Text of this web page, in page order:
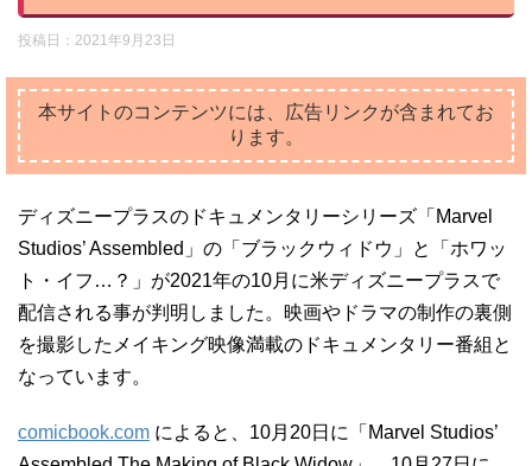
投稿日： 2021年9月23日
本サイトのコンテンツには、広告リンクが含まれてお
ります。
ディズニープラスのドキュメンタリーシリーズ「Marvel
Studios’ Assembled」の「ブラックウィドウ」と「ホワッ
ト・イフ…？」が2021年の10月に米ディズニープラスで
配信される事が判明しました。映画やドラマの制作の裏側
を撮影したメイキング映像満載のドキュメンタリー番組と
なっています。
comicbook.com によると、10月20日に「Marvel Studios’